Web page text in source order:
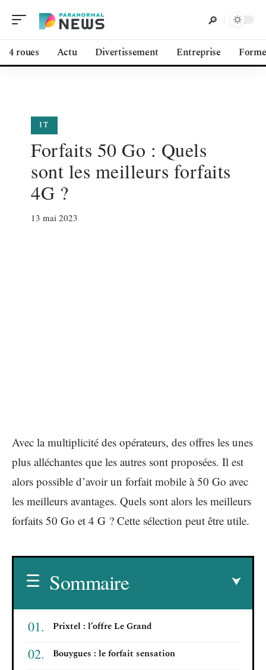
4 roues Actu Divertissement Entreprise Forme
IT
Forfaits 50 Go : Quels
sont les meilleurs forfaits
4G ?
13 mai 2023
Avec la multiplicité des opérateurs, des offres les unes
plus alléchantes que les autres sont proposées. Il est
alors possible d’avoir un forfait mobile à 50 Go avec
les meilleurs avantages. Quels sont alors les meilleurs
forfaits 50 Go et 4 G ? Cette sélection peut être utile.
Sommaire
Prixtel : l’offre Le Grand
Bouygues : le forfait sensation